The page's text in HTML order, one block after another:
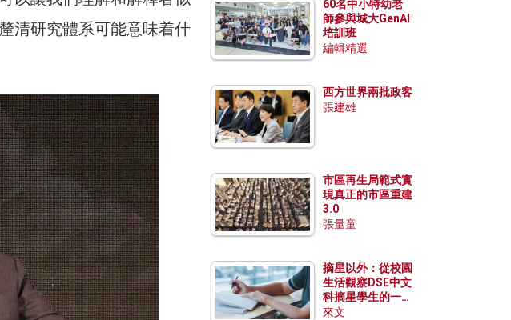
清研究體系可能意味着什
60名中小特幼老
師參與城大GenAI
培訓班
編輯精選
西方世界兩批政客
張建雄
市區再生局範式實
現真正的市區重建
3.0
張量童
摘星以外：從校園
生活觀察DSE中文
科摘星學生的一點
特質
來文